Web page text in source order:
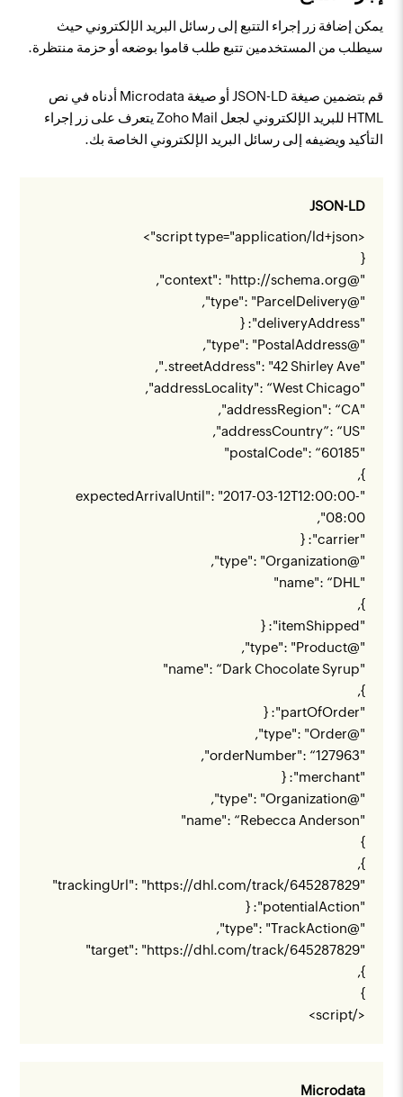
يمكن إضافة زر إجراء التتبع إلى رسائل البريد الإلكتروني حيث
سيطلب من المستخدمين تتبع طلب قاموا بوضعه أو حزمة منتظرة.
قم بتضمين صيغة JSON-LD أو صيغة Microdata أدناه في نص
HTML للبريد الإلكتروني لجعل Zoho Mail يتعرف على زر إجراء
التأكيد ويضيفه إلى رسائل البريد الإلكتروني الخاصة بك.
JSON-LD
<script type="application/ld+json">
{
"@context": "
http://schema.org
",
"@type": "ParcelDelivery",
"deliveryAddress": {
"@type": "PostalAddress",
"streetAddress": "42 Shirley Ave.",
"addressLocality": “West Chicago",
"addressRegion": “CA",
"addressCountry”: “US",
"postalCode": “60185"
},
"expectedArrivalUntil": "2017-03-12T12:00:00-
08:00",
"carrier": {
"@type": "Organization",
"name": “DHL"
},
"itemShipped": {
"@type": "Product",
"name": “Dark Chocolate Syrup"
},
"partOfOrder": {
"@type": "Order",
"orderNumber": “127963",
"merchant": {
"@type": "Organization",
"name": “Rebecca Anderson"
}
},
"trackingUrl": "
https://dhl.com/track/645287829
"
"potentialAction": {
"@type": "TrackAction",
"target": "
https://dhl.com/track/645287829
"
},
}
</script>
Microdata